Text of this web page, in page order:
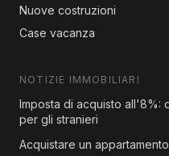
Nuove costruzioni
Case vacanza
NOTIZIE IMMOBILIARI
Imposta di acquisto all'8%:
per gli stranieri
Acquistare un